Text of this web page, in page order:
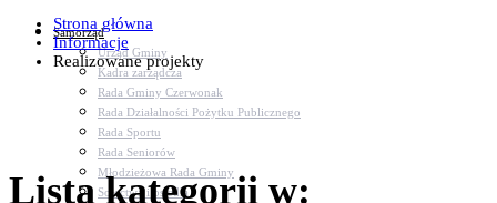
Samorząd
Urząd Gminy
Kadra zarządcza
Rada Gminy Czerwonak
Rada Działalności Pożytku Publicznego
Rada Sportu
Rada Seniorów
Młodzieżowa Rada Gminy
Sołectwa i osiedla
Strona główna
Informacje
Realizowane projekty
Lista kategorii w: